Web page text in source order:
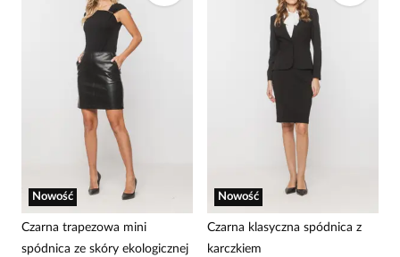
Nowość
Czarna trapezowa mini
spódnica ze skóry ekologicznej
Nowość
Czarna klasyczna spódnica z
karczkiem